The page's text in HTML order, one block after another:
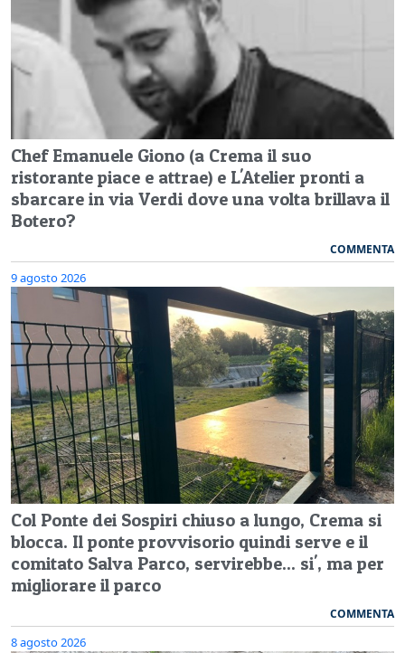
Chef Emanuele Giono (a Crema il suo
ristorante piace e attrae) e L'Atelier pronti a
sbarcare in via Verdi dove una volta brillava il
Botero?
COMMENTA
9 agosto 2026
Col Ponte dei Sospiri chiuso a lungo, Crema si
blocca. Il ponte provvisorio quindi serve e il
comitato Salva Parco, servirebbe... si', ma per
migliorare il parco
COMMENTA
8 agosto 2026